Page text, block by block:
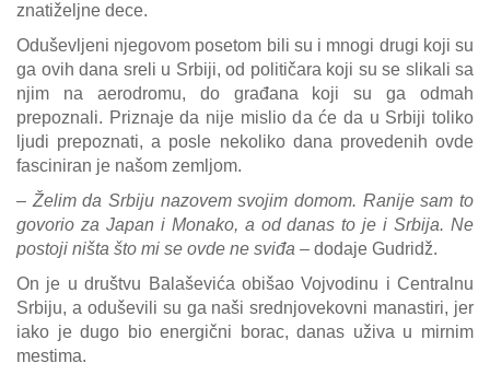
znatiželjne dece.
Oduševljeni njegovom posetom bili su i mnogi drugi koji su
ga ovih dana sreli u Srbiji, od političara koji su se slikali sa
njim na aerodromu, do građana koji su ga odmah
prepoznali. Priznaje da nije mislio da će da u Srbiji toliko
ljudi prepoznati, a posle nekoliko dana provedenih ovde
fasciniran je našom zemljom.
– Želim da Srbiju nazovem svojim domom. Ranije sam to
govorio za Japan i Monako, a od danas to je i Srbija. Ne
postoji ništa što mi se ovde ne sviđa – dodaje Gudridž.
On je u društvu Balaševića obišao Vojvodinu i Centralnu
Srbiju, a oduševili su ga naši srednjovekovni manastiri, jer
iako je dugo bio energični borac, danas uživa u mirnim
mestima.